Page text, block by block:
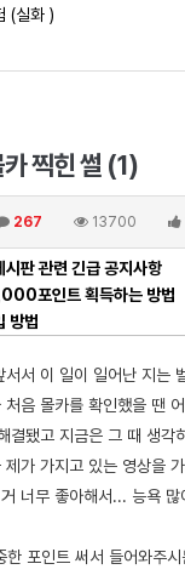
(실화 )
찍힌 썰 (1)
267 13700
시판 관련 긴급 공지사항
포인트 획득하는 방법
방법
서서 이 일이 일어난 지는
처음 몰카를 확인했을 땐
결됐고 지금은 그 때 생
가 가지고 있는 영상을
너무 좋아해서... 능욕
한 포인트 써서 들어와주